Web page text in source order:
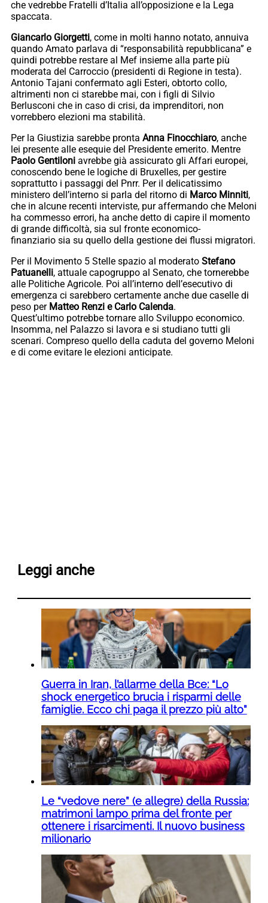
che vedrebbe Fratelli d’Italia all’opposizione e la Lega
spaccata.
Giancarlo Giorgetti, come in molti hanno notato, annuiva
quando Amato parlava di “responsabilità repubblicana” e
quindi potrebbe restare al Mef insieme alla parte più
moderata del Carroccio (presidenti di Regione in testa).
Antonio Tajani confermato agli Esteri, obtorto collo,
altrimenti non ci starebbe mai, con i figli di Silvio
Berlusconi che in caso di crisi, da imprenditori, non
vorrebbero elezioni ma stabilità.
Per la Giustizia sarebbe pronta Anna Finocchiaro, anche
lei presente alle esequie del Presidente emerito. Mentre
Paolo Gentiloni avrebbe già assicurato gli Affari europei,
conoscendo bene le logiche di Bruxelles, per gestire
soprattutto i passaggi del Pnrr. Per il delicatissimo
ministero dell’interno si parla del ritorno di Marco Minniti,
che in alcune recenti interviste, pur affermando che Meloni
ha commesso errori, ha anche detto di capire il momento
di grande difficoltà, sia sul fronte economico-
finanziario sia su quello della gestione dei flussi migratori.
Per il Movimento 5 Stelle spazio al moderato Stefano
Patuanelli, attuale capogruppo al Senato, che tornerebbe
alle Politiche Agricole. Poi all’interno dell’esecutivo di
emergenza ci sarebbero certamente anche due caselle di
peso per Matteo Renzi e Carlo Calenda.
Quest’ultimo potrebbe tornare allo Sviluppo economico.
Insomma, nel Palazzo si lavora e si studiano tutti gli
scenari. Compreso quello della caduta del governo Meloni
e di come evitare le elezioni anticipate.
Leggi anche
Guerra in Iran, l’allarme della Bce: “Lo
shock energetico brucia i risparmi delle
famiglie. Ecco chi paga il prezzo più alto”
Le “vedove nere” (e allegre) della Russia:
matrimoni lampo prima del fronte per
ottenere i risarcimenti. Il nuovo business
milionario